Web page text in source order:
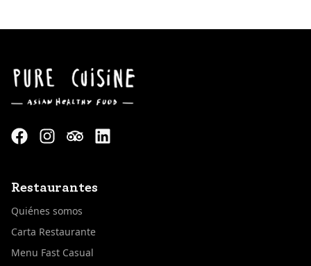
Restaurantes
Quiénes somos
Carta Restaurante
Menu Fast Casual